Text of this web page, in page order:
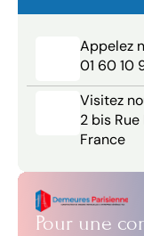
Appelez
01 60 10
Visitez
2 bis Rue
France
Pour une